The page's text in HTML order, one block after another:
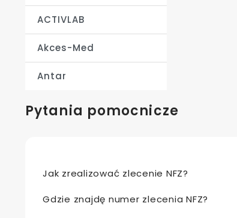
ACTIVLAB
Akces-Med
Antar
Pytania pomocnicze
Jak zrealizować zlecenie NFZ?
Gdzie znajdę numer zlecenia NFZ?